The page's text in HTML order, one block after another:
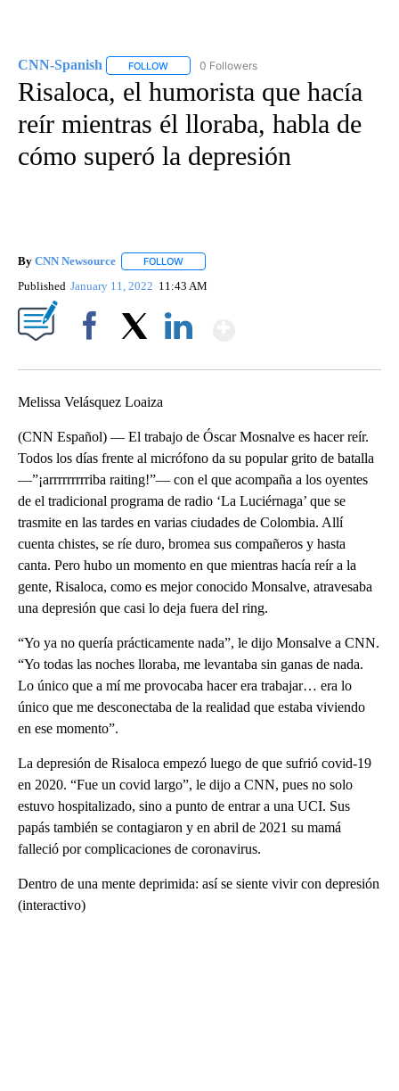
CNN-Spanish FOLLOW FOLLOW "CNN-SPANISH" TO RECEIVE
0 Followers
Risaloca, el humorista que hacía
reír mientras él lloraba, habla de
cómo superó la depresión
By CNN Newsource FOLLOW
Published January 11, 2022 11:43 AM
Melissa Velásquez Loaiza
(CNN Español) — El trabajo de Óscar Mosnalve es hacer reír.
Todos los días frente al micrófono da su popular grito de batalla
—”¡arrrrrrrrriba raiting!”— con el que acompaña a los oyentes
de el tradicional programa de radio ‘La Luciérnaga’ que se
trasmite en las tardes en varias ciudades de Colombia. Allí
cuenta chistes, se ríe duro, bromea sus compañeros y hasta
canta. Pero hubo un momento en que mientras hacía reír a la
gente, Risaloca, como es mejor conocido Monsalve, atravesaba
una depresión que casi lo deja fuera del ring.
“Yo ya no quería prácticamente nada”, le dijo Monsalve a CNN.
“Yo todas las noches lloraba, me levantaba sin ganas de nada.
Lo único que a mí me provocaba hacer era trabajar… era lo
único que me desconectaba de la realidad que estaba viviendo
en ese momento”.
La depresión de Risaloca empezó luego de que sufrió covid-19
en 2020. “Fue un covid largo”, le dijo a CNN, pues no solo
estuvo hospitalizado, sino a punto de entrar a una UCI. Sus
papás también se contagiaron y en abril de 2021 su mamá
falleció por complicaciones de coronavirus.
Dentro de una mente deprimida: así se siente vivir con depresión
(interactivo)